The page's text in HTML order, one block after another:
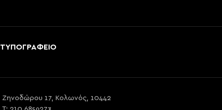
ΤΥΠΟΓΡΑΦΕΙΟ
Ζηνοδώρου 17, Κολωνός, 10442